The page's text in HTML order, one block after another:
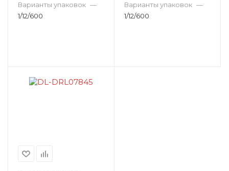
Варианты упаковок —
1/12/600
Варианты упаковок —
1/12/600